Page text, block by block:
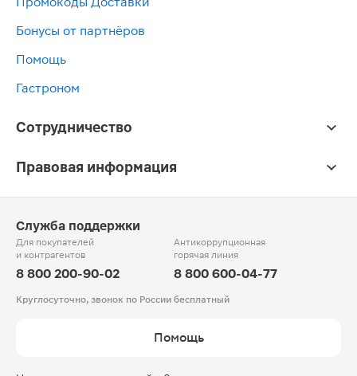
Бонусы от партнёров
Помощь
Гастроном
Сотрудничество
Правовая информация
Служба поддержки
Для покупателей
и контрагентов
8 800 200-90-02
Антикоррупционная
горячая линия
8 800 600-04-77
Круглосуточно, звонок по России бесплатный
Помощь